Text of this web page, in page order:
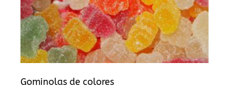
Gominolas de colores